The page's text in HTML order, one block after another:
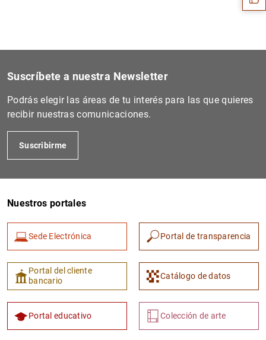
Suscríbete a nuestra Newsletter
Podrás elegir las áreas de tu interés para las que quieres
recibir nuestras comunicaciones.
Suscribirme
Nuestros portales
Sede Electrónica Portal de transparencia
Portal del cliente
bancario
Catálogo de datos
Portal educativo Colección de arte